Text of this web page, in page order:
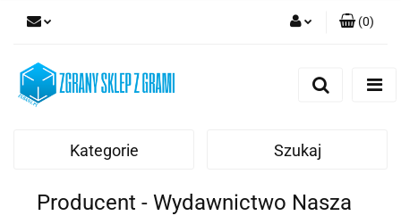
(0)
Kategorie Szukaj
Producent - Wydawnictwo Nasza